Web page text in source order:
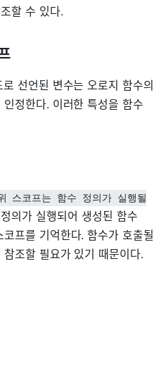
할 수 있다.
선언된 변수는 오로지 함수의
정한다. 이러한 특성을 함수
스코프는 함수 정의가 실행될
의가 실행되어 생성된 함수
프를 기억한다. 함수가 호출될
조할 필요가 있기 때문이다.